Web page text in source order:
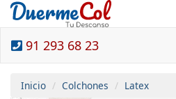
91 293 68 23
Inicio Colchones Latex